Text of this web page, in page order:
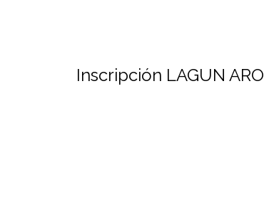
Inscripción LAGUN ARO